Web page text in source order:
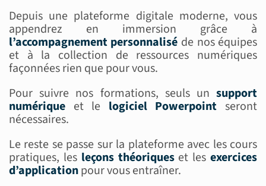
Depuis une plateforme digitale moderne, vous
appendrez en immersion grâce à
l’accompagnement personnalisé de nos équipes
et à la collection de ressources numériques
façonnées rien que pour vous.
Pour suivre nos formations, seuls unsupport
numériqueet le logiciel Powerpoint seront
nécessaires.
Le reste se passe sur la plateforme avec les cours
pratiques, les leçons théoriqueset lesexercices
d’applicationpour vous entraîner.